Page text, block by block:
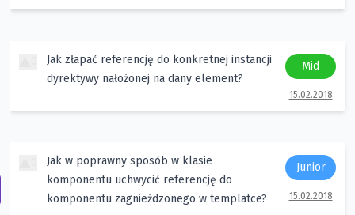
Jak złapać referencję do konkretnej instancji
dyrektywy nałożonej na dany element?
Mid
15.02.2018
Jak w poprawny sposób w klasie
komponentu uchwycić referencję do
komponentu zagnieżdzonego w templatce?
Junior
15.02.2018